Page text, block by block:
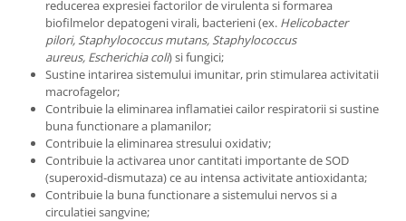
reducerea expresiei factorilor de virulenta si formarea
biofilmelor depatogeni virali, bacterieni (ex. Helicobacter
pilori, Staphylococcus mutans, Staphylococcus
aureus, Escherichia coli) si fungici;
Sustine intarirea sistemului imunitar, prin stimularea activitatii
macrofagelor;
Contribuie la eliminarea inflamatiei cailor respiratorii si sustine
buna functionare a plamanilor;
Contribuie la eliminarea stresului oxidativ;
Contribuie la activarea unor cantitati importante de SOD
(superoxid-dismutaza) ce au intensa activitate antioxidanta;
Contribuie la buna functionare a sistemului nervos si a
circulatiei sangvine;